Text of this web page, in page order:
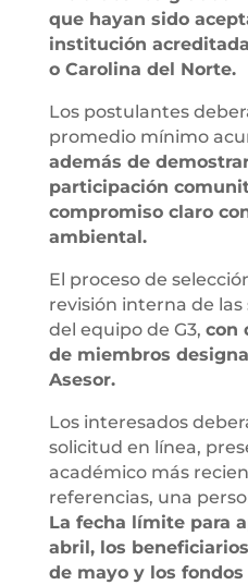
que hayan sido
institución
o Carolina del Norte.
Los postulantes
promedio mínimo
además de
participación
compromiso claro
ambiental.
El proceso de
revisión interna de
del equipo de G3, con
de miembros
Asesor.
Los interesados
solicitud en línea,
académico más
referencias, una
La fecha límite para
abril, los
de mayo y los